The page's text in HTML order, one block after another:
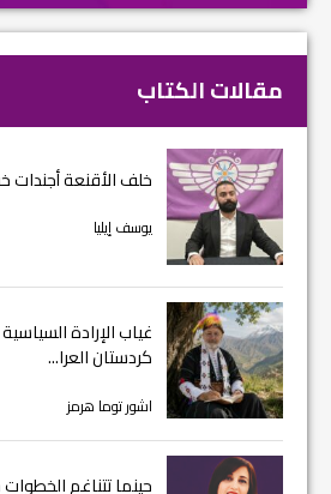
مقالات الكتاب
خلف الأقنعة
يوسف إيليا
غياب الإرادة
كردستان العرا...
اشور توما هرمز
حينما تتناغم